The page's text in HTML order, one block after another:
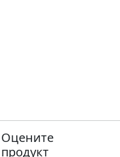
Оцените
продукт